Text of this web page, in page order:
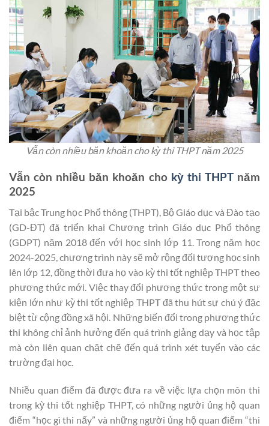
Vẫn còn nhiều băn khoăn cho kỳ thi THPT năm 2025
Vẫn còn nhiều băn khoăn cho kỳ thi THPTnăm
2025
Tại bậc Trung học Phổ thông (THPT), Bộ Giáo dục và Đào tạo
(GD-ĐT) đã triển khai Chương trình Giáo dục Phổ thông
(GDPT) năm 2018 đến với học sinh lớp 11. Trong năm học
2024-2025, chương trình này sẽ mở rộng đối tượng học sinh
lên lớp 12, đồng thời đưa họ vào kỳ thi tốt nghiệp THPT theo
phương thức mới. Việc thay đổi phương thức trong một sự
kiện lớn như kỳ thi tốt nghiệp THPT đã thu hút sự chú ý đặc
biệt từ cộng đồng xã hội. Những biến đổi trong phương thức
thi không chỉ ảnh hưởng đến quá trình giảng dạy và học tập
mà còn liên quan chặt chẽ đến quá trình xét tuyển vào các
trường đại học.
Nhiều quan điểm đã được đưa ra về việc lựa chọn môn thi
trong kỳ thi tốt nghiệp THPT, có những người ủng hộ quan
điểm “học gì thi nấy” và những người ủng hộ quan điểm “thi